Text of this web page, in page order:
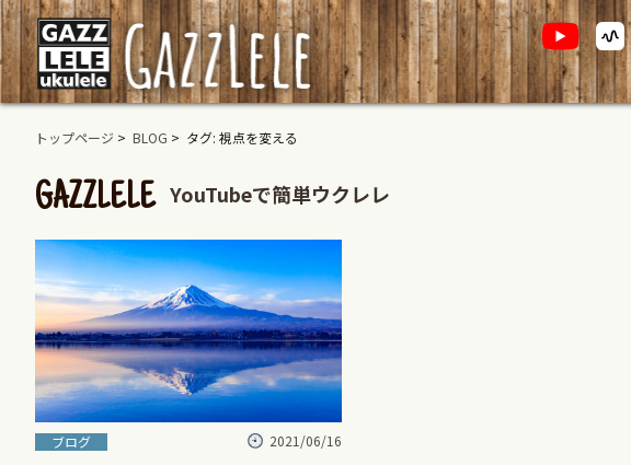
トップページ > BLOG > タグ: 視点を変える
GAZZLELE YouTubeで簡単ウクレレ
ブログ 2021/06/16